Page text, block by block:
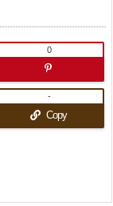
0
Copy
-